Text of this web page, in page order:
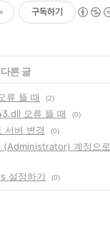
구독하기
른 글
류 뜰 때 (2)
오류 뜰 때
(0)
서버 변경
(0)
(Administrator) 계정으로
설정하기
(0)